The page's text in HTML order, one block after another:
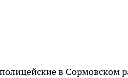
в Сормовском